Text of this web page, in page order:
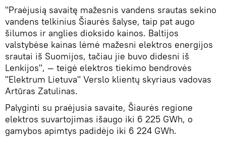
"Praėjusią savaitę mažesnis vandens srautas sekino
vandens telkinius Šiaurės šalyse, taip pat augo
šilumos ir anglies dioksido kainos. Baltijos
valstybėse kainas lėmė mažesni elektros energijos
srautai iš Suomijos, tačiau jie buvo didesni iš
Lenkijos", — teigė elektros tiekimo bendrovės
"Elektrum Lietuva" Verslo klientų skyriaus vadovas
Artūras Zatulinas.
Palyginti su praėjusia savaite, Šiaurės regione
elektros suvartojimas išaugo iki 6 225 GWh, o
gamybos apimtys padidėjo iki 6 224 GWh.